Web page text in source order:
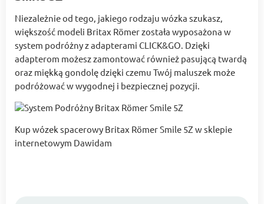
Niezależnie od tego, jakiego rodzaju wózka szukasz,
większość modeli Britax Römer została wyposażona w
system podróżny z adapterami CLICK&GO. Dzięki
adapterom możesz zamontować również pasującą twardą
oraz miękką gondolę dzięki czemu Twój maluszek może
podróżować w wygodnej i bezpiecznej pozycji.
Kup wózek spacerowy Britax Römer Smile 5Z w sklepie
internetowym Dawidam